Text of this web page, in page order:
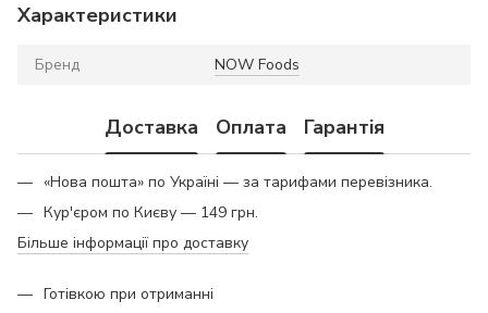
Характеристики
Бренд NOW Foods
Доставка Оплата Гарантія
«Нова пошта» по Україні — за тарифами перевізника.
Кур'єром по Києву — 149 грн.
Більше інформації про доставку
Готівкою при отриманні